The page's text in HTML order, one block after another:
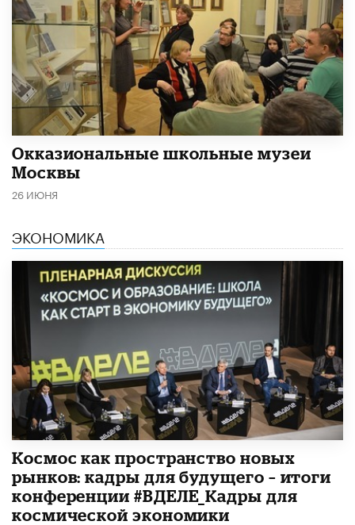
​Окказиональные школьные музеи
Москвы
26 ИЮНЯ
ЭКОНОМИКА
Космос как пространство новых
рынков: кадры для будущего – итоги
конференции #ВДЕЛЕ_Кадры для
космической экономики